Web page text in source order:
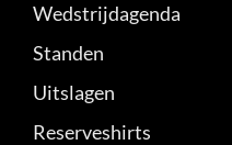
Wedstrijdagenda
Standen
Uitslagen
Reserveshirts